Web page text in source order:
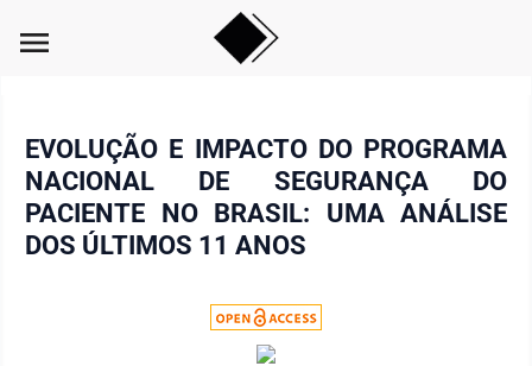
menu
EVOLUÇÃO E IMPACTO DO PROGRAMA
NACIONAL DE SEGURANÇA DO
PACIENTE NO BRASIL: UMA ANÁLISE
DOS ÚLTIMOS 11 ANOS